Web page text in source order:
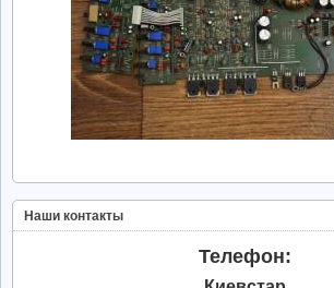
Наши контакты
Телефон: